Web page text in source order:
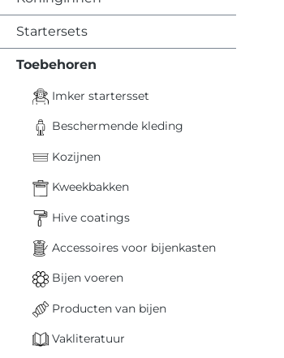
Startersets
Toebehoren
Imker startersset
Beschermende kleding
Kozijnen
Kweekbakken
Hive coatings
Accessoires voor bijenkasten
Bijen voeren
Producten van bijen
Vakliteratuur